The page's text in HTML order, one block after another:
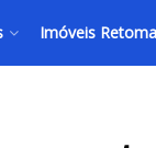
Imóveis